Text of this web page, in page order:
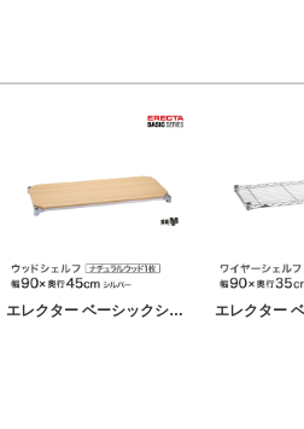
エレクター ベーシックシリーズ ウッドシェルフ ナチュラルウッド シルバーフレーム 棚用 幅90×奥行45cm B1836MNS1 パーツ